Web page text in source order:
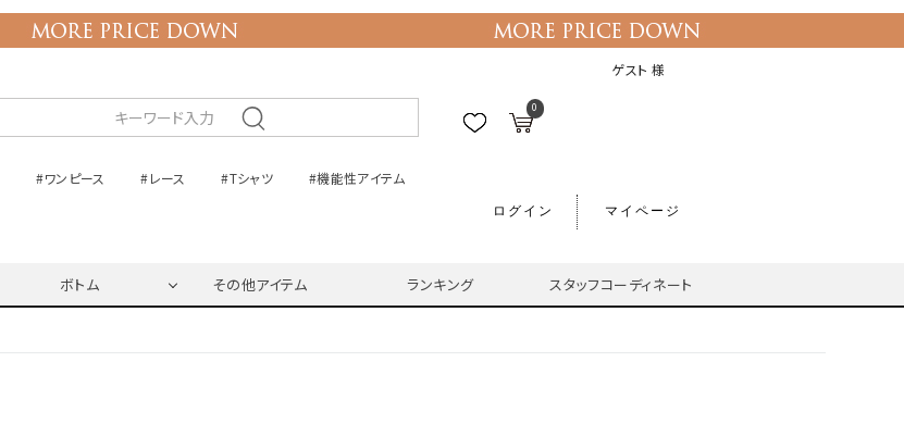
ゲスト 様
0
#ワンピース #レース #Tシャツ #機能性アイテム
ログイン マイページ
ボトム その他アイテム ランキング スタッフコーディネート